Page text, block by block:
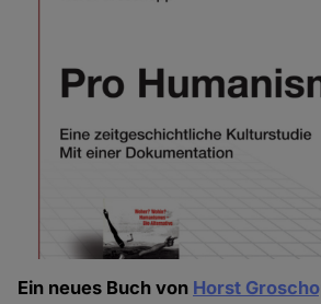
Ein neues Buch von Horst